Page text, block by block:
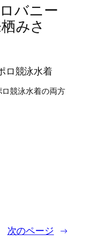
バニー
みさ
ロ競泳水着
競泳水着の両方
次のページ →